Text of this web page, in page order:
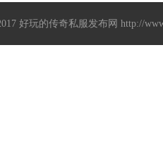
好玩的传奇私服发布网 http://